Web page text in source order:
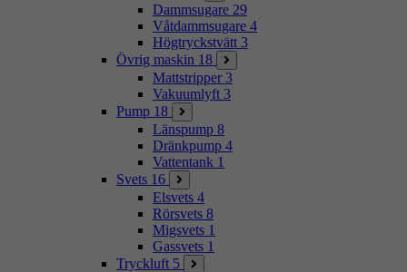
Dammsugare 29
Våtdammsugare 4
Högtryckstvätt 3
Övrig maskin 18
Mattstripper 3
Vakuumlyft 3
Pump 18
Länspump 8
Dränkpump 4
Vattentank 1
Svets 16
Elsvets 4
Rörsvets 8
Migsvets 1
Gassvets 1
Tryckluft 5